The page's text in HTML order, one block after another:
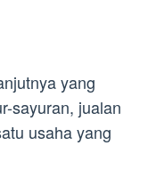
yang
sayuran, jualan
usaha yang